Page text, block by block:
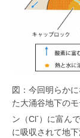
図：今回明らか
た大涌谷地下の
ン（Cl-）に富ん
に吸収されて地